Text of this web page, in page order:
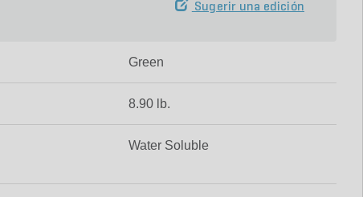
Sugerir una edición
Green
8.90 lb.
Water Soluble